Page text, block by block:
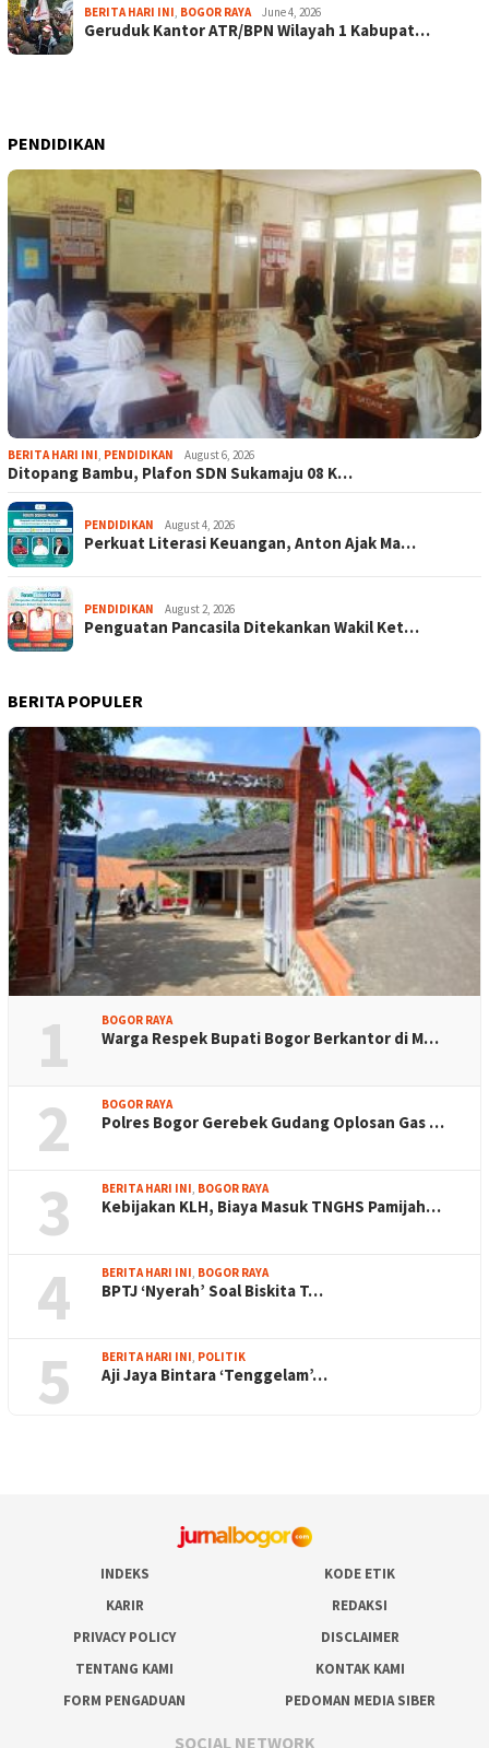
BERITA HARI INI, BOGOR RAYA June 4, 2026
Geruduk Kantor ATR/BPN Wilayah 1 Kabupat…
PENDIDIKAN
BERITA HARI INI, PENDIDIKAN August 6, 2026
Ditopang Bambu, Plafon SDN Sukamaju 08 K…
PENDIDIKAN August 4, 2026
Perkuat Literasi Keuangan, Anton Ajak Ma…
PENDIDIKAN August 2, 2026
Penguatan Pancasila Ditekankan Wakil Ket…
BERITA POPULER
1 BOGOR RAYA
Warga Respek Bupati Bogor Berkantor di M…
2 BOGOR RAYA
Polres Bogor Gerebek Gudang Oplosan Gas …
3 BERITA HARI INI, BOGOR RAYA
Kebijakan KLH, Biaya Masuk TNGHS Pamijah…
4 BERITA HARI INI, BOGOR RAYA
BPTJ ‘Nyerah’ Soal Biskita T…
5 BERITA HARI INI, POLITIK
Aji Jaya Bintara ‘Tenggelam’…
INDEKS
KODE ETIK
KARIR
REDAKSI
PRIVACY POLICY
DISCLAIMER
TENTANG KAMI
KONTAK KAMI
FORM PENGADUAN
PEDOMAN MEDIA SIBER
SOCIAL NETWORK